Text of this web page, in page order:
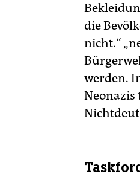
die
nicht.“
werden.
Neonazis